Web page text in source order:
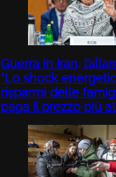
Guerra in Iran,
“Lo shock
risparmi delle
paga il prezzo più